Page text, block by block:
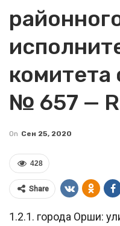
комитета
№ 657 —
On Сен 25, 2020
428
Share
1.2.1. города Орши: